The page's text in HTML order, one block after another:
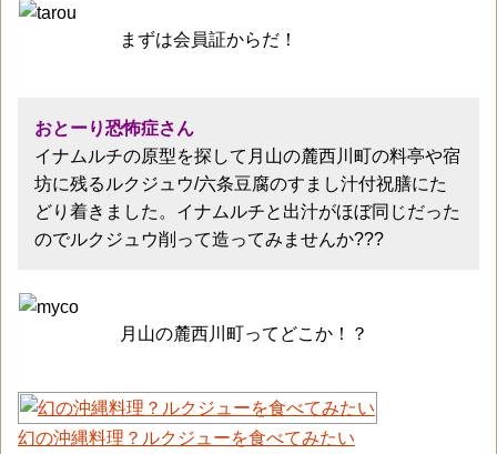
まずは会員証からだ！
おとーり恐怖症さん
イナムルチの原型を探して月山の麓西川町の料亭や宿
坊に残るルクジュウ/六条豆腐のすまし汁付祝膳にた
どり着きました。イナムルチと出汁がほぼ同じだった
のでルクジュウ削って造ってみませんか???
月山の麓西川町ってどこか！？
幻の沖縄料理？ルクジューを食べてみたい